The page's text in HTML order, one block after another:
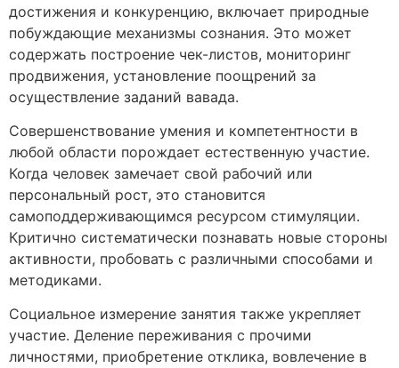
достижения и конкуренцию, включает природные
побуждающие механизмы сознания. Это может
содержать построение чек-листов, мониторинг
продвижения, установление поощрений за
осуществление заданий вавада.
Совершенствование умения и компетентности в
любой области порождает естественную участие.
Когда человек замечает свой рабочий или
персональный рост, это становится
самоподдерживающимся ресурсом стимуляции.
Критично систематически познавать новые стороны
активности, пробовать с различными способами и
методиками.
Социальное измерение занятия также укрепляет
участие. Деление переживания с прочими
личностями, приобретение отклика, вовлечение в